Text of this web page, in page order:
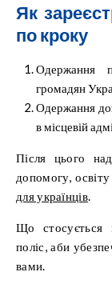
Як
по кроку
Одержання
громадян
Одержання
в місцевій
Після цього
допомогу,
для українців.
Що стосується
поліс, аби
вами.